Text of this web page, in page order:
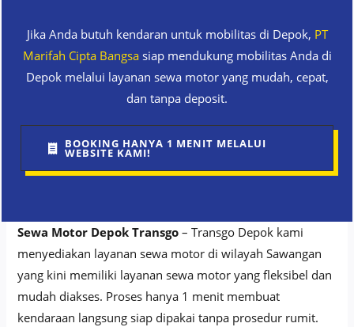
Jika Anda butuh kendaran untuk mobilitas di Depok, PT
Marifah Cipta Bangsasiap mendukung mobilitas Anda di
Depok melalui layanan sewa motor yang mudah, cepat,
dan tanpa deposit.
BOOKING HANYA 1 MENIT MELALUI
WEBSITE KAMI!
Sewa Motor Depok Transgo – Transgo Depok kami
menyediakan layanan sewa motor di wilayah Sawangan
yang kini memiliki layanan sewa motor yang fleksibel dan
mudah diakses. Proses hanya 1 menit membuat
kendaraan langsung siap dipakai tanpa prosedur rumit.